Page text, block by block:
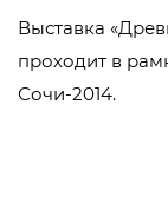
Выставка
проходит в
Сочи-2014.